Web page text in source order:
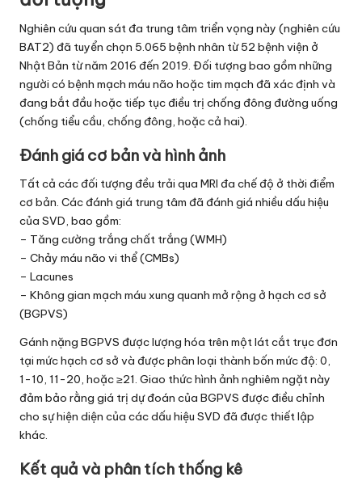
Nghiên cứu quan sát đa trung tâm triển vọng này (nghiên cứu
BAT2) đã tuyển chọn 5.065 bệnh nhân từ 52 bệnh viện ở
Nhật Bản từ năm 2016 đến 2019. Đối tượng bao gồm những
người có bệnh mạch máu não hoặc tim mạch đã xác định và
đang bắt đầu hoặc tiếp tục điều trị chống đông đường uống
(chống tiểu cầu, chống đông, hoặc cả hai).
Đánh giá cơ bản và hình ảnh
Tất cả các đối tượng đều trải qua MRI đa chế độ ở thời điểm
cơ bản. Các đánh giá trung tâm đã đánh giá nhiều dấu hiệu
của SVD, bao gồm:
– Tăng cường trắng chất trắng (WMH)
– Chảy máu não vi thể (CMBs)
– Lacunes
– Không gian mạch máu xung quanh mở rộng ở hạch cơ sở
(BGPVS)
Gánh nặng BGPVS được lượng hóa trên một lát cắt trục đơn
tại mức hạch cơ sở và được phân loại thành bốn mức độ: 0,
1-10, 11-20, hoặc ≥21. Giao thức hình ảnh nghiêm ngặt này
đảm bảo rằng giá trị dự đoán của BGPVS được điều chỉnh
cho sự hiện diện của các dấu hiệu SVD đã được thiết lập
khác.
Kết quả và phân tích thống kê